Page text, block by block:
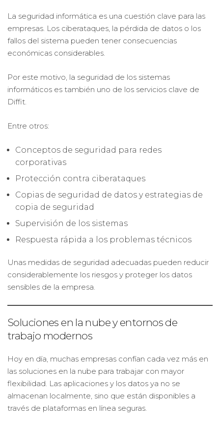
La seguridad informática es una cuestión clave para las
empresas. Los ciberataques, la pérdida de datos o los
fallos del sistema pueden tener consecuencias
económicas considerables.
Por este motivo, la seguridad de los sistemas
informáticos es también uno de los servicios clave de
Diffit.
Entre otros:
Conceptos de seguridad para redes
corporativas
Protección contra ciberataques
Copias de seguridad de datos y estrategias de
copia de seguridad
Supervisión de los sistemas
Respuesta rápida a los problemas técnicos
Unas medidas de seguridad adecuadas pueden reducir
considerablemente los riesgos y proteger los datos
sensibles de la empresa.
Soluciones en la nube y entornos de
trabajo modernos
Hoy en día, muchas empresas confían cada vez más en
las soluciones en la nube para trabajar con mayor
flexibilidad. Las aplicaciones y los datos ya no se
almacenan localmente, sino que están disponibles a
través de plataformas en línea seguras.